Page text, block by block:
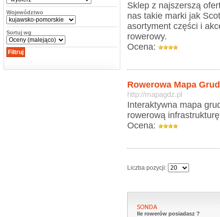
Województwo
Sortuj wg
Sklep z najszerszą
nas takie marki jak
asortyment części i
rowerowy.
Ocena:
Rowerowa Mapa
http://mapagdz.pl
Interaktywna mapa
rowerową
Ocena:
Liczba pozycji:
Ile rowerów posiadasz ?